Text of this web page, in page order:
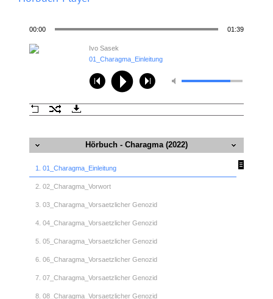
00:00 01:39
01_Charagma_Einleitung
Ivo Sasek
Hörbuch - Charagma (2022)
1. 01_Charagma_Einleitung
2. 02_Charagma_Vorwort
3. 03_Charagma_Vorsaetzlicher Genozid
4. 04_Charagma_Vorsaetzlicher Genozid
5. 05_Charagma_Vorsaetzlicher Genozid
6. 06_Charagma_Vorsaetzlicher Genozid
7. 07_Charagma_Vorsaetzlicher Genozid
8. 08_Charagma_Vorsaetzlicher Genozid